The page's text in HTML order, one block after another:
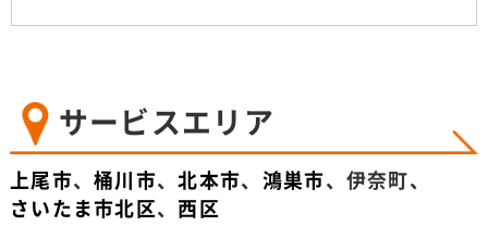
サービスエリア
上尾市、桶川市、北本市、 鴻巣市、伊奈町、
さいたま市北区、 西区